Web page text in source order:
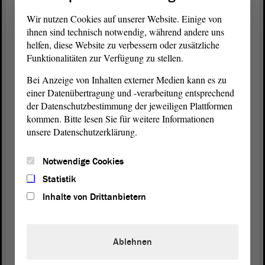
auch alle mit, weil Sachsen-Anhalt ein Sportland
ist, und das wird auch so bleiben.
Zum Thema Leistungssportförderung. Die
Ministerin hat die Aufgabenliste, die Themenliste
schon vorgelesen. Das Thema, wie behalten wir
unsere Trainerinnen und Trainer, wird, glaube ich,
ganz oben stehen, weil es ohne Trainerteams keine
Wettkampferfolge gibt, egal, ob bei olympischen
ich jetzt nicht eingehen.
Ich möchte ein Thema ansprechen, das mich
Athleten geärgert hat, wenn man der
Wir nutzen Cookies auf unserer Website. Einige von
ihnen sind technisch notwendig, während andere uns
helfen, diese Website zu verbessern oder zusätzliche
Funktionalitäten zur Verfügung zu stellen.
Bei Anzeige von Inhalten externer Medien kann es zu
einer Datenübertragung und -verarbeitung entsprechend
der Datenschutzbestimmung der jeweiligen Plattformen
kommen. Bitte lesen Sie für weitere Informationen
unsere Datenschutzerklärung.
Notwendige Cookies
Statistik
Inhalte von Drittanbietern
Ablehnen